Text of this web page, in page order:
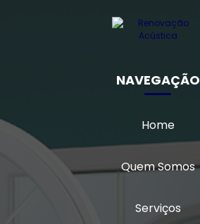
Vidro multilaminado
Vidro triplo
NAVEGAÇÃO
Home
Quem Somos
Serviços